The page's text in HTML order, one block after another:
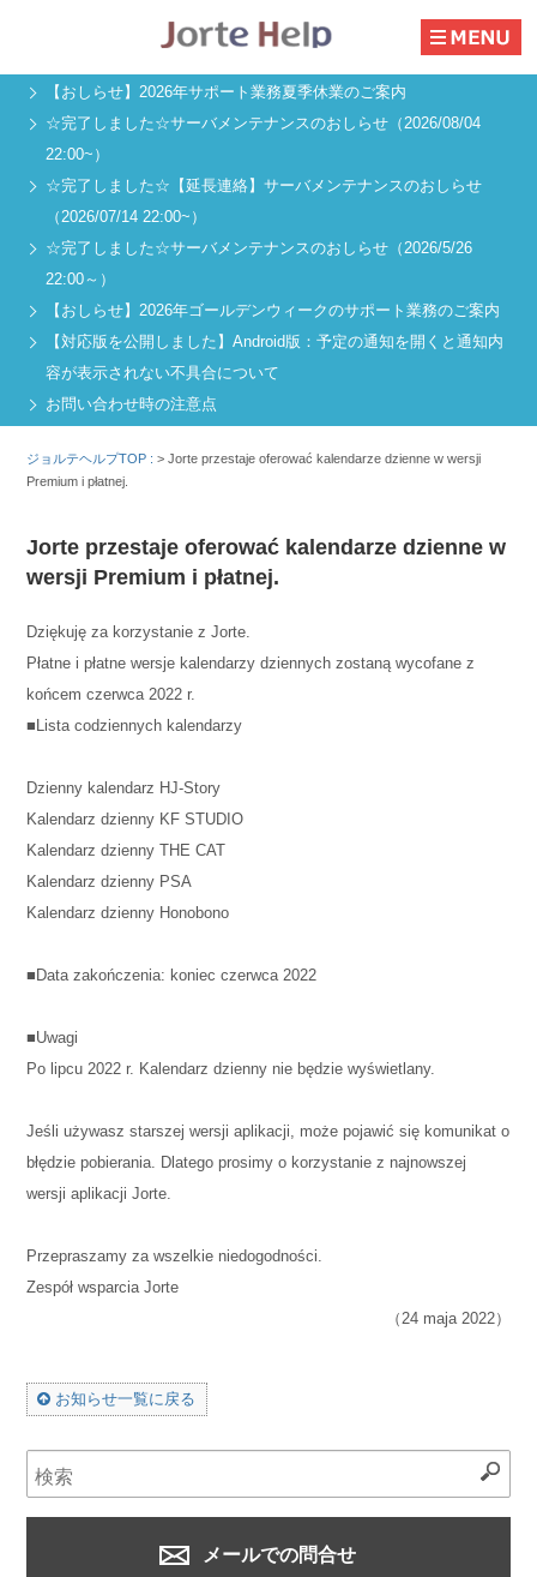
【おしらせ】2026年サポート業務夏季休業のご案内
☆完了しました☆サーバメンテナンスのおしらせ（2026/08/04
22:00~）
☆完了しました☆【延長連絡】サーバメンテナンスのおしらせ
（2026/07/14 22:00~）
☆完了しました☆サーバメンテナンスのおしらせ（2026/5/26
22:00～）
【おしらせ】2026年ゴールデンウィークのサポート業務のご案内
【対応版を公開しました】Android版：予定の通知を開くと通知内
容が表示されない不具合について
お問い合わせ時の注意点
ジョルテヘルプTOP :>Jorte przestaje oferować kalendarze dzienne w wersji
Premium i płatnej.
Jorte przestaje oferować kalendarze dzienne w
wersji Premium i płatnej.
Dziękuję za korzystanie z Jorte.
Płatne i płatne wersje kalendarzy dziennych zostaną wycofane z
końcem czerwca 2022 r.
■Lista codziennych kalendarzy
Dzienny kalendarz HJ-Story
Kalendarz dzienny KF STUDIO
Kalendarz dzienny THE CAT
Kalendarz dzienny PSA
Kalendarz dzienny Honobono
■Data zakończenia: koniec czerwca 2022
■Uwagi
Po lipcu 2022 r. Kalendarz dzienny nie będzie wyświetlany.
Jeśli używasz starszej wersji aplikacji, może pojawić się komunikat o
błędzie pobierania. Dlatego prosimy o korzystanie z najnowszej
wersji aplikacji Jorte.
Przepraszamy za wszelkie niedogodności.
Zespół wsparcia Jorte
（24 maja 2022）
お知らせ一覧に戻る
メールでの問合せ